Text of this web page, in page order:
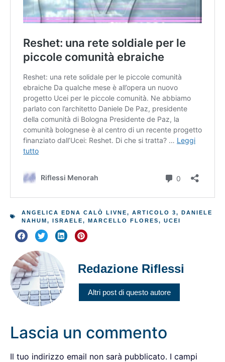
ANGELICA EDNA CALÒ LIVNE, ARTICOLO 3, DANIELE
NAHUM, ISRAELE, MARCELLO FLORES, UCEI
Redazione Riflessi
Altri post di questo autore
Lascia un commento
Il tuo indirizzo email non sarà pubblicato. I campi